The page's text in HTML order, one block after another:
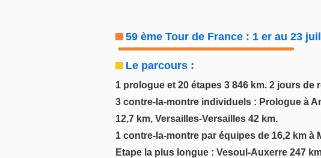
59 ème Tour de France : 1 er au 23
Le parcours :
1 prologue et 20 étapes 3 846 km. 2 jours de
3 contre-la-montre individuels : Prologue à
12,7 km, Versailles-Versailles 42 km.
1 contre-la-montre par équipes de 16,2 km à
Etape la plus longue : Vesoul-Auxerre 247